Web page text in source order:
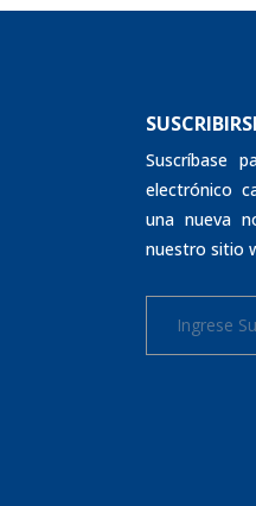
Suscríbase
electrónico
una nueva
nuestro sitio